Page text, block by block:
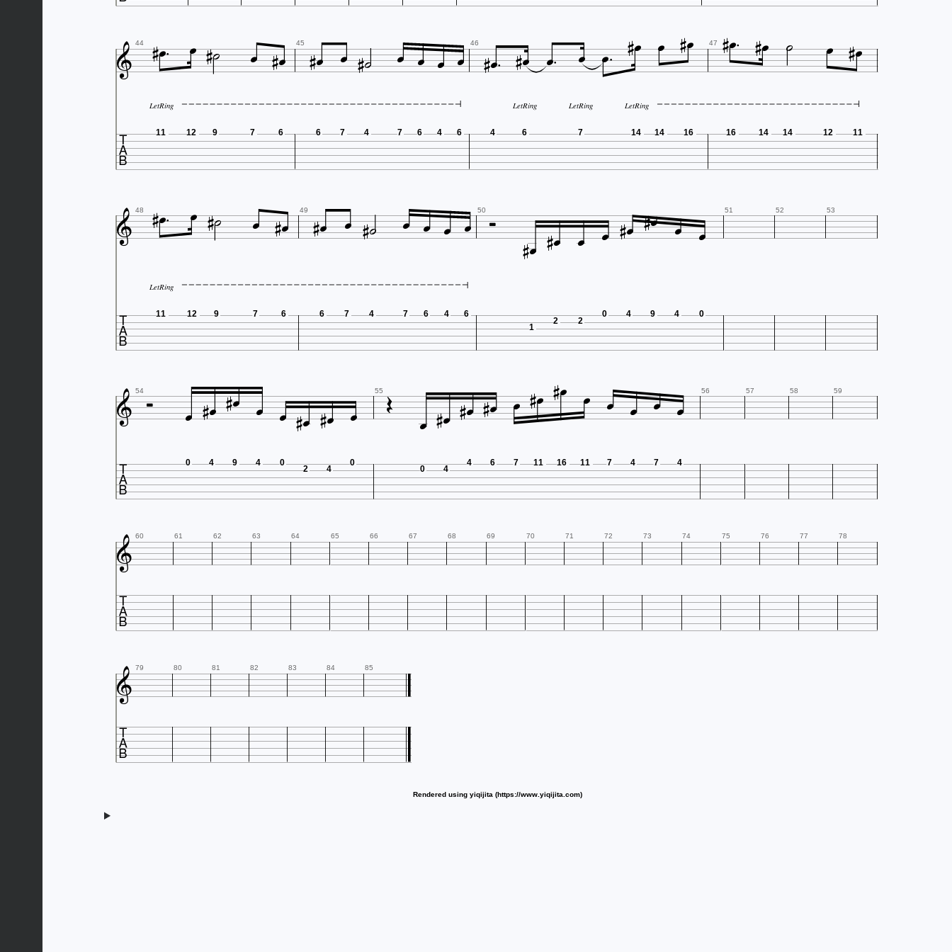
 44    45   46     47   
LetRing LetRing LetRing LetRing
 11 12 9 7 6 6 7 4 7 6 4 6 4 6 7 14 14 16 16 14 14 12 11
 48    49    50   51 52 53
LetRing
 11 12 9 7 6 6 7 4 7 6 4
6
1
2 2
0 4 9 4 0
 54   55   56 57 58 59
 0 4 9 4 0
2 4
0
0 4
4 6 7 11 16 11 7 4 7 4
 60 61 62 63 64 65 66 67 68 69 70 71 72 73 74 75 76 77 78

 79 80 81 82 83 84 85

Rendered using yiqijita (https://www.yiqijita.com)